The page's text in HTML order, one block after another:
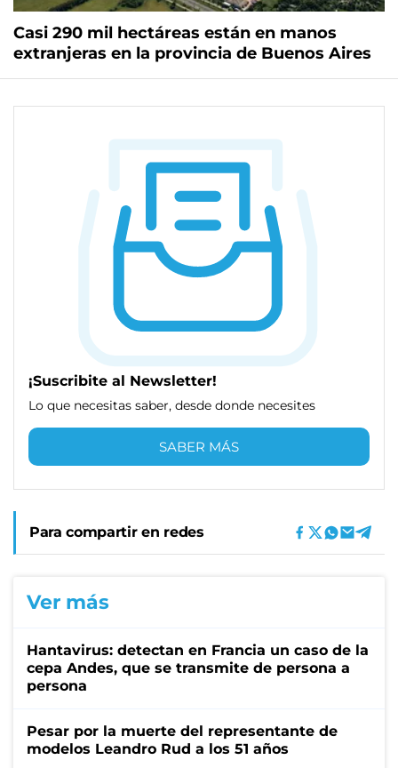
Casi 290 mil hectáreas están en manos
extranjeras en la provincia de Buenos Aires
¡Suscribite al Newsletter!
Lo que necesitas saber, desde donde necesites
SABER MÁS
Para compartir en redes
Ver más
Hantavirus: detectan en Francia un caso de la
cepa Andes, que se transmite de persona a
persona
Pesar por la muerte del representante de
modelos Leandro Rud a los 51 años